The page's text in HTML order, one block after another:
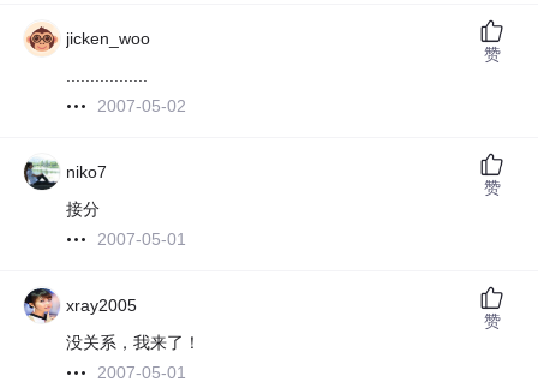
jicken_woo
.................
2007-05-02
赞
niko7
接分
2007-05-01
赞
xray2005
没关系，我来了！
2007-05-01
赞